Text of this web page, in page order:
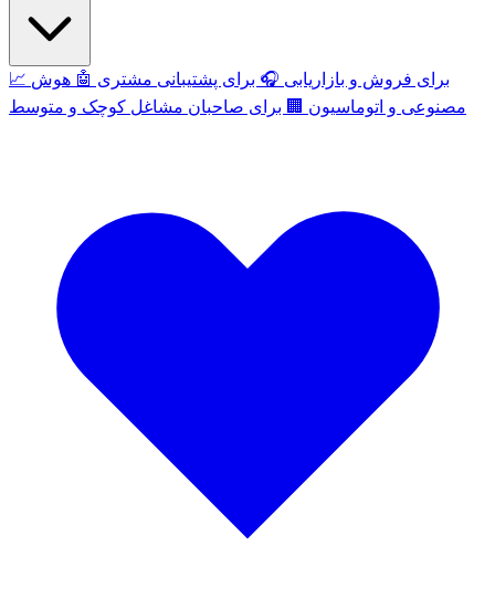
📈 برای فروش و بازاریابی 🎧 برای پشتیبانی مشتری 🤖 هوش
مصنوعی و اتوماسیون 🏢 برای صاحبان مشاغل کوچک و متوسط